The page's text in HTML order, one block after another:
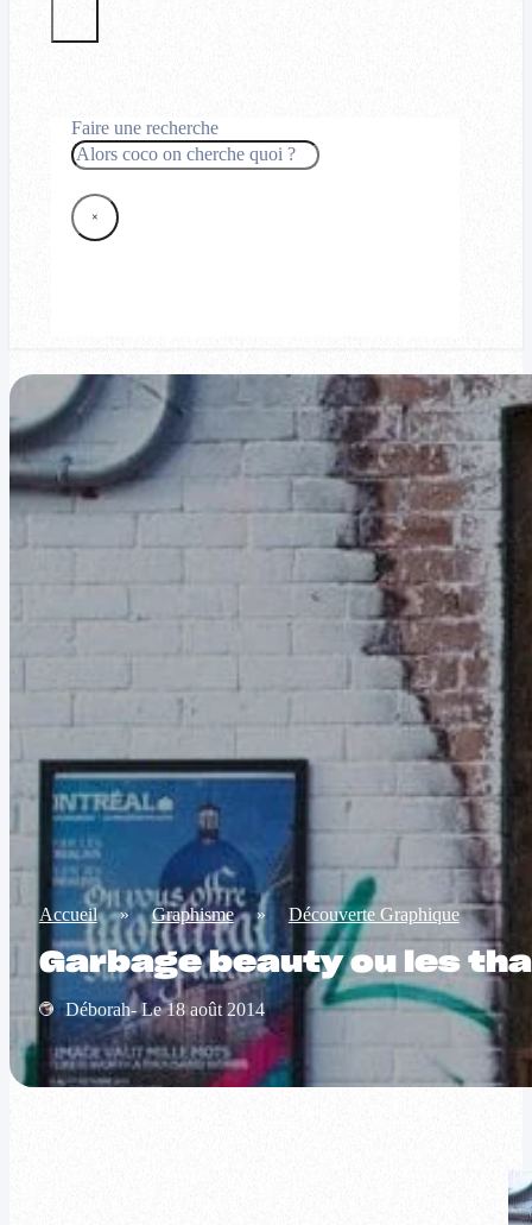
Faire une recherche
Rechercher
×
Accueil » Graphisme » Découverte Graphique
Garbage beauty ou les
Déborah- Le 18 août 2014